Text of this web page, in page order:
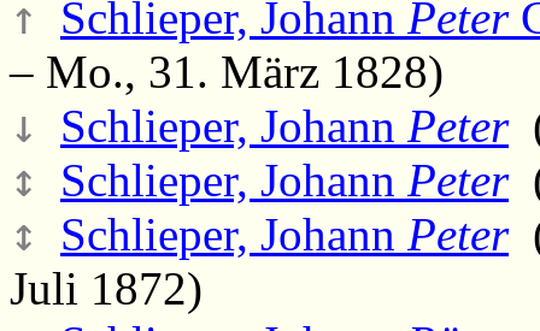
↑ Schlieper, Johann Peter
– Mo., 31. März 1828)
↓ Schlieper, Johann Peter(
↕ Schlieper, Johann Peter
↕ Schlieper, Johann Peter
Juli 1872)